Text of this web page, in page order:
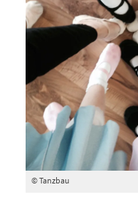
© Tanzbau